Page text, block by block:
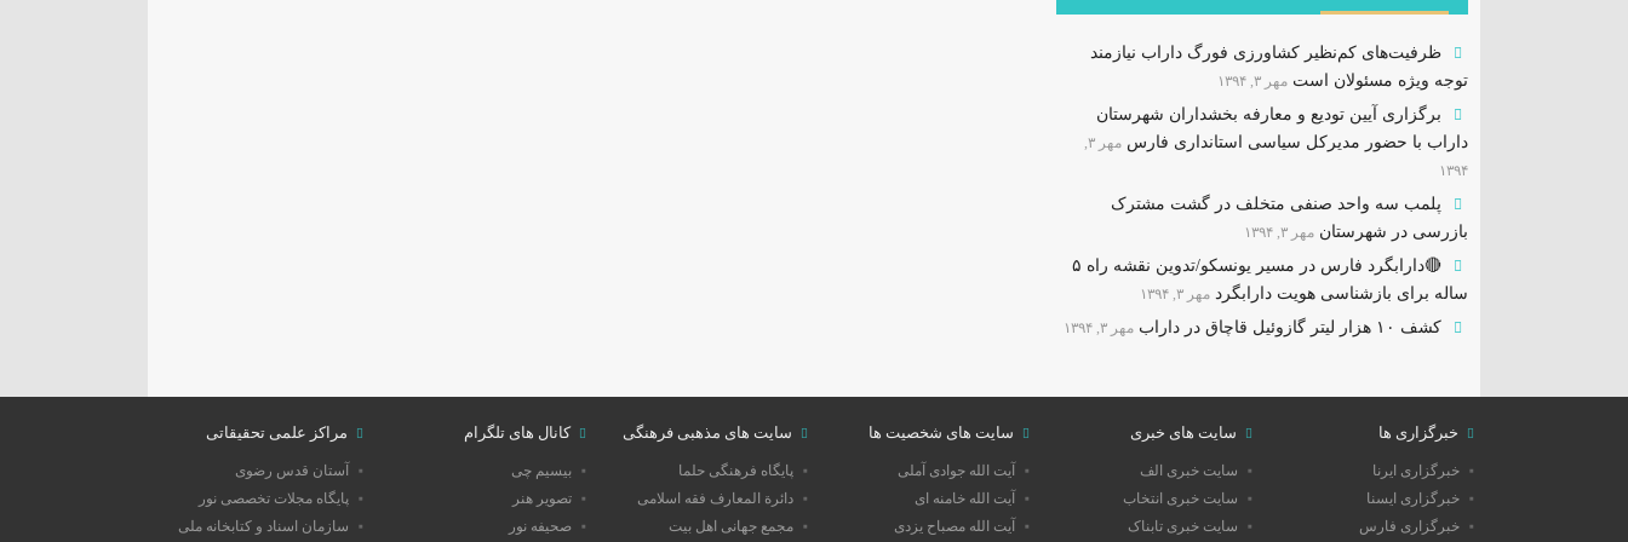
ظرفیت‌های کم‌نظیر کشاورزی فورگ داراب نیازمند
توجه ویژه مسئولان است مهر ۳, ۱۳۹۴
برگزاری آیین تودیع و معارفه بخشداران شهرستان
داراب با حضور مدیرکل سیاسی استانداری فارس
مهر ۳,
۱۳۹۴
پلمب سه واحد صنفی متخلف در گشت مشترک
بازرسی در شهرستان مهر ۳, ۱۳۹۴
🔴دارابگرد فارس در مسیر یونسکو/تدوین نقشه راه ۵
ساله برای بازشناسی هویت دارابگرد مهر ۳, ۱۳۹۴
کشف ۱۰ هزار لیتر گازوئیل قاچاق در داراب مهر ۳, ۱۳۹۴
خبرگزاری ها
خبرگزاری ایرنا
خبرگزاری ایسنا
خبرگزاری فارس
سایت های خبری
سایت خبری الف
سایت خبری انتخاب
سایت خبری تابناک
سایت های شخصیت ها
آیت الله جوادی آملی
آیت الله خامنه ای
آیت الله مصباح یزدی
سایت های مذهبی فرهنگی
پایگاه فرهنگی حلما
دائرة المعارف فقه اسلامی
مجمع جهانی اهل بیت
کانال های تلگرام
بیسیم چی
تصویر هنر
صحیفه نور
مراکز علمی تحقیقاتی
آستان قدس رضوی
پایگاه مجلات تخصصی نور
سازمان اسناد و کتابخانه ملی